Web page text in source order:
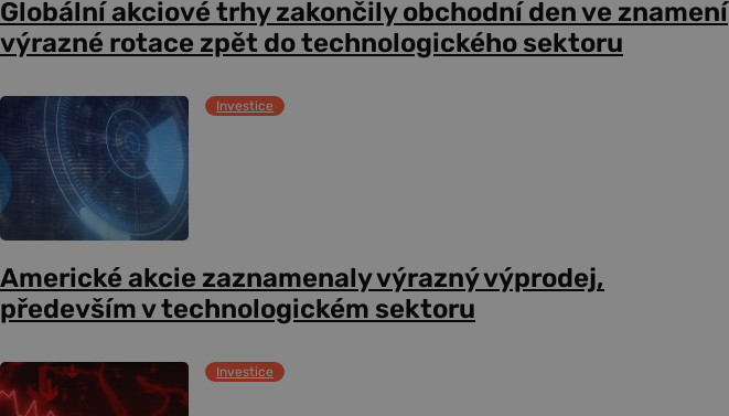
Globální akciové trhy zakončily obchodní den ve znamení
výrazné rotace zpět do technologického sektoru
Investice
Americké akcie zaznamenaly výrazný výprodej,
především v technologickém sektoru
Investice